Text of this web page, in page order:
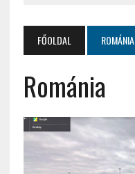
FŐOLDAL ROMÁNIA
Románia